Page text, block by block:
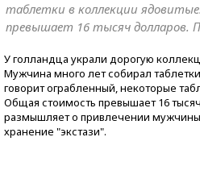
таблетки в коллекции
превышает 16 тысяч долларов.
У голландца украли дорогую
Мужчина много лет собирал
говорит ограбленный, некоторые
Общая стоимость превышает 16
размышляет о привлечении мужчины
хранение "экстази".